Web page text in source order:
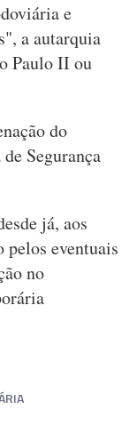
e
a autarquia
Paulo II ou
do
Segurança
já, aos
pelos eventuais
no